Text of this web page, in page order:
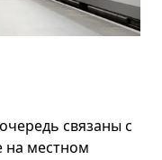
связаны с
на местном